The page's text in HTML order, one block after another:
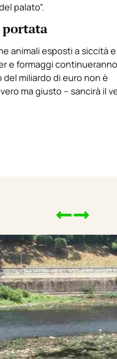
palato”.
animali esposti a siccità e
e formaggi
miliardo di euro non è
ma giusto – sancirà il